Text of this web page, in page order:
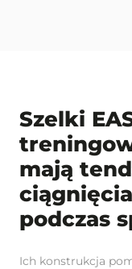
Szelki
mają
podczas
Ich konstrukcja